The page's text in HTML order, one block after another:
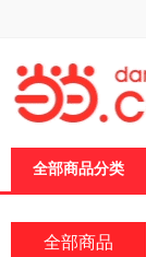
全部商品分类
全部商品
页